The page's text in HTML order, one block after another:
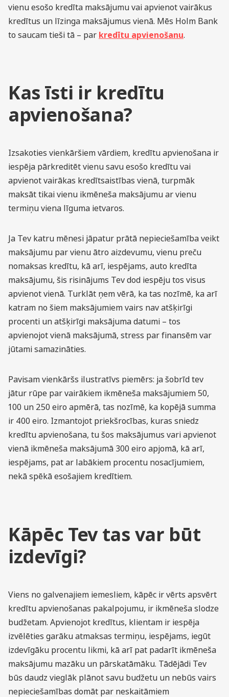
vienu esošo kredīta maksājumu vai apvienot vairākus
kredītus un līzinga maksājumus vienā. Mēs Holm Bank
to saucam tieši tā – par kredītu apvienošanu.
Kas īsti ir kredītu
apvienošana?
Izsakoties vienkāršiem vārdiem, kredītu apvienošana ir
iespēja pārkreditēt vienu savu esošo kredītu vai
apvienot vairākas kredītsaistības vienā, turpmāk
maksāt tikai vienu ikmēneša maksājumu ar vienu
termiņu viena līguma ietvaros.
Ja Tev katru mēnesi jāpatur prātā nepieciešamība veikt
maksājumu par vienu ātro aizdevumu, vienu preču
nomaksas kredītu, kā arī, iespējams, auto kredīta
maksājumu, šis risinājums Tev dod iespēju tos visus
apvienot vienā. Turklāt ņem vērā, ka tas nozīmē, ka arī
katram no šiem maksājumiem vairs nav atšķirīgi
procenti un atšķirīgi maksājuma datumi – tos
apvienojot vienā maksājumā, stress par finansēm var
jūtami samazināties.
Pavisam vienkāršs ilustratīvs piemērs: ja šobrīd tev
jātur rūpe par vairākiem ikmēneša maksājumiem 50,
100 un 250 eiro apmērā, tas nozīmē, ka kopējā summa
ir 400 eiro. Izmantojot priekšrocības, kuras sniedz
kredītu apvienošana, tu šos maksājumus vari apvienot
vienā ikmēneša maksājumā 300 eiro apjomā, kā arī,
iespējams, pat ar labākiem procentu nosacījumiem,
nekā spēkā esošajiem kredītiem.
Kāpēc Tev tas var būt
izdevīgi?
Viens no galvenajiem iemesliem, kāpēc ir vērts apsvērt
kredītu apvienošanas pakalpojumu, ir ikmēneša slodze
budžetam. Apvienojot kredītus, klientam ir iespēja
izvēlēties garāku atmaksas termiņu, iespējams, iegūt
izdevīgāku procentu likmi, kā arī pat padarīt ikmēneša
maksājumu mazāku un pārskatāmāku. Tādējādi Tev
būs daudz vieglāk plānot savu budžetu un nebūs vairs
nepieciešamības domāt par neskaitāmiem